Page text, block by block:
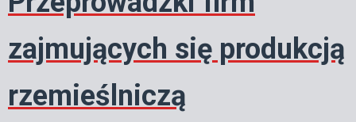
zajmujących się produkcją
rzemieślniczą